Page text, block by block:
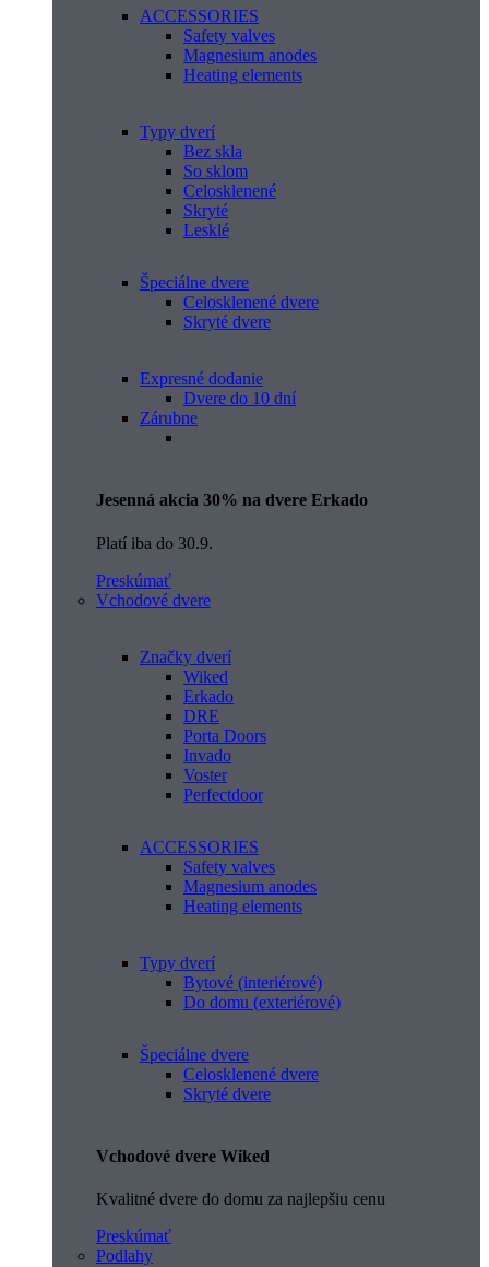
ACCESSORIES
Safety valves
Magnesium anodes
Heating elements
Typy dverí
Bez skla
So sklom
Celosklenené
Skryté
Lesklé
Špeciálne dvere
Celosklenené dvere
Skryté dvere
Expresné dodanie
Dvere do 10 dní
Zárubne
Jesenná akcia 30% na dvere Erkado
Platí iba do 30.9.
Preskúmať
Vchodové dvere
Značky dverí
Wiked
Erkado
DRE
Porta Doors
Invado
Voster
Perfectdoor
ACCESSORIES
Safety valves
Magnesium anodes
Heating elements
Typy dverí
Bytové (interiérové)
Do domu (exteriérové)
Špeciálne dvere
Celosklenené dvere
Skryté dvere
Vchodové dvere Wiked
Kvalitné dvere do domu za najlepšiu cenu
Preskúmať
Podlahy